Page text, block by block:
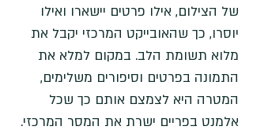
של הצילום, אילו פרטים יישארו ואילו
יוסרו, כך שהאובייקט המרכזי יקבל את
מלוא תשומת הלב. במקום למלא את
התמונה בפרטים וסיפורים משלימים,
המטרה היא לצמצם אותם כך שכל
אלמנט בפריים ישרת את המסר המרכזי.